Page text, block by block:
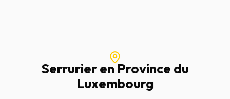
Serrurier en Province du
Luxembourg